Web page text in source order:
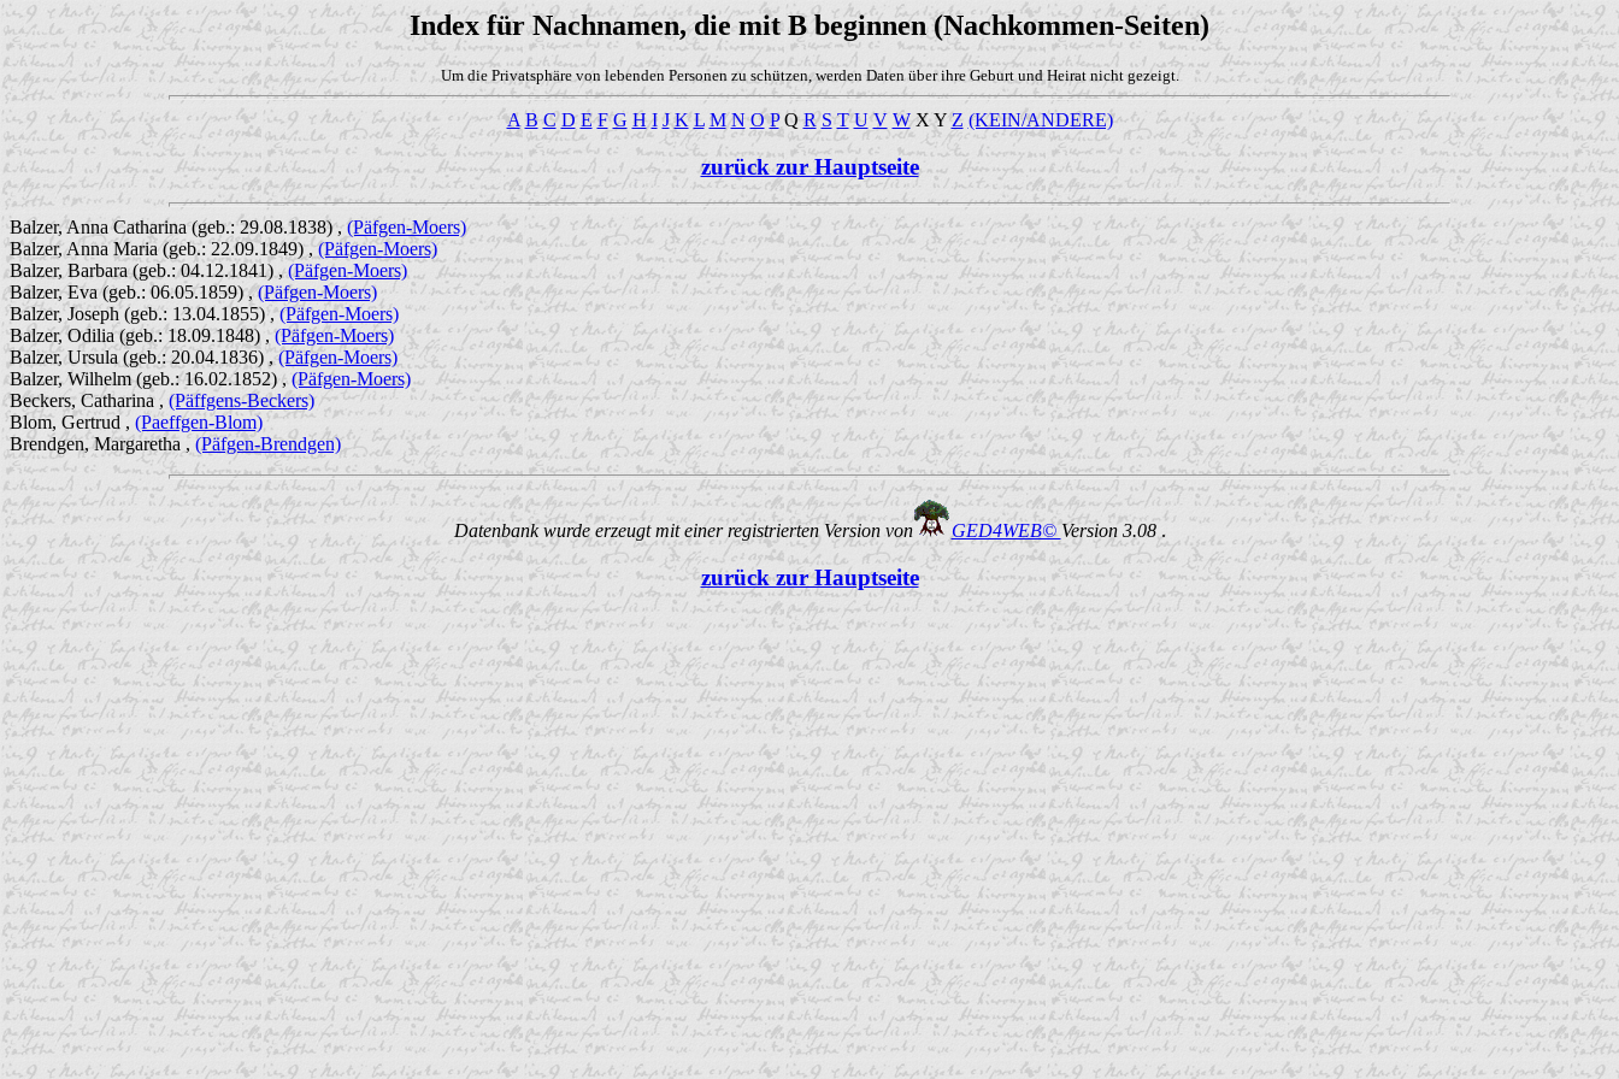
Index für Nachnamen, die mit B beginnen (Nachkommen-Seiten)
Um die Privatsphäre von lebenden Personen zu schützen, werden Daten über ihre Geburt und Heirat nicht gezeigt.
A B C D E F G H I J K L M N O PQR S T U V WX YZ (KEIN/ANDERE)
zurück zur Hauptseite
Balzer, Anna Catharina (geb.: 29.08.1838) ,(Päfgen-Moers)
Balzer, Anna Maria (geb.: 22.09.1849) ,(Päfgen-Moers)
Balzer, Barbara (geb.: 04.12.1841) ,(Päfgen-Moers)
Balzer, Eva (geb.: 06.05.1859) ,(Päfgen-Moers)
Balzer, Joseph (geb.: 13.04.1855) ,(Päfgen-Moers)
Balzer, Odilia (geb.: 18.09.1848) , (Päfgen-Moers)
Balzer, Ursula (geb.: 20.04.1836) ,(Päfgen-Moers)
Balzer, Wilhelm (geb.: 16.02.1852) ,(Päfgen-Moers)
Beckers, Catharina , (Päffgens-Beckers)
Blom, Gertrud , (Paeffgen-Blom)
Brendgen, Margaretha , (Päfgen-Brendgen)
Datenbank wurde erzeugt mit einer registrierten Version von GED4WEB©Version 3.08 .
zurück zur Hauptseite